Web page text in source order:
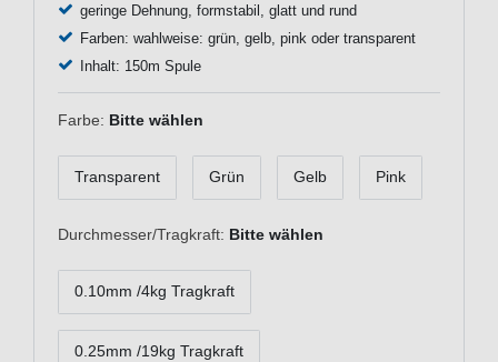
geringe Dehnung, formstabil, glatt und rund
Farben: wahlweise: grün, gelb, pink oder transparent
Inhalt: 150m Spule
Farbe: Bitte wählen
Transparent Grün Gelb Pink
Durchmesser/Tragkraft: Bitte wählen
0.10mm /4kg Tragkraft
0.25mm /19kg Tragkraft